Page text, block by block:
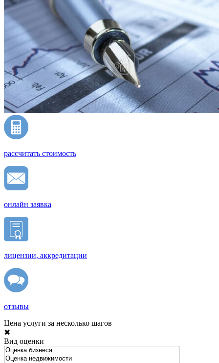
рассчитать стоимость
онлайн заявка
лицензии, аккредитации
отзывы
Цена услуги за несколько шагов
✖
Вид оценки